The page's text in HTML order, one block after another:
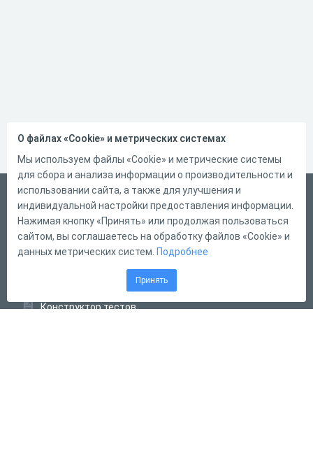
Русский
Справка
Форма обратной связи
Конструктор тестов
О файлах «Cookie» и метрических системах
Мы используем файлы «Cookie» и метрические системы
для сбора и анализа информации о производительности и
использовании сайта, а также для улучшения и
индивидуальной настройки предоставления информации.
Нажимая кнопку «Принять» или продолжая пользоваться
сайтом, вы соглашаетесь на обработку файлов «Cookie» и
данных метрических систем. Подробнее
Принять